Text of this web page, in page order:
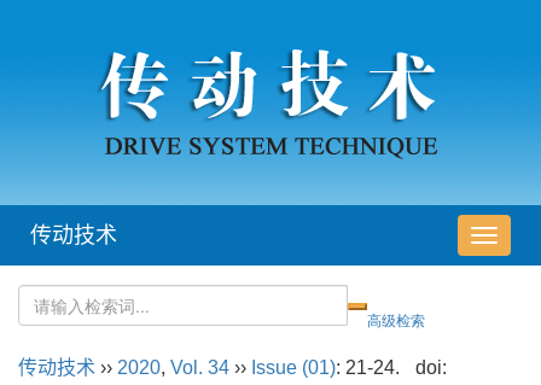
导
航
传动技术
传动技术 ›› 2020, Vol. 34 ›› Issue (01): 21-24.
doi: